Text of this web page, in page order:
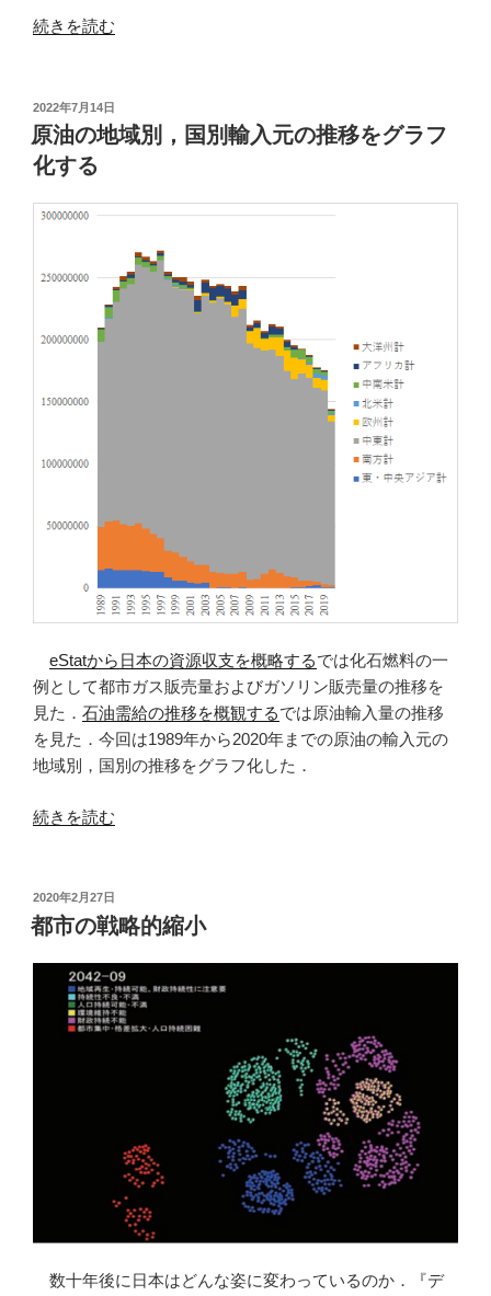
“世
石
油
生
産
量
移
グ
る”
続きを読む
投
稿
日:
2022年7月14日
原油の地域別，国別輸入元の推移をグラフ
化する
eStatから日本の資源収支を概略するでは化石燃料の一
例として都市ガス販売量およびガソリン販売量の推移を
見た． 石油需給の推移を概観するでは原油輸入量の推移
を見た．今回は1989年から2020年までの原油の輸入元の
地域別，国別の推移をグラフ化した．
“原
地
域
続きを読む
投
稿
日:
2020年2月27日
都市の戦略的縮小
数十年後に日本はどんな姿に変わっているのか．『デ